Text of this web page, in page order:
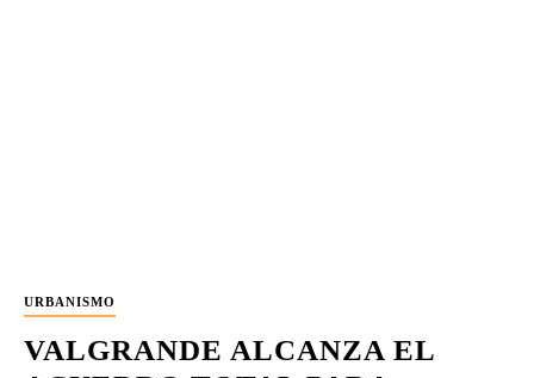
URBANISMO
VALGRANDE ALCANZA EL